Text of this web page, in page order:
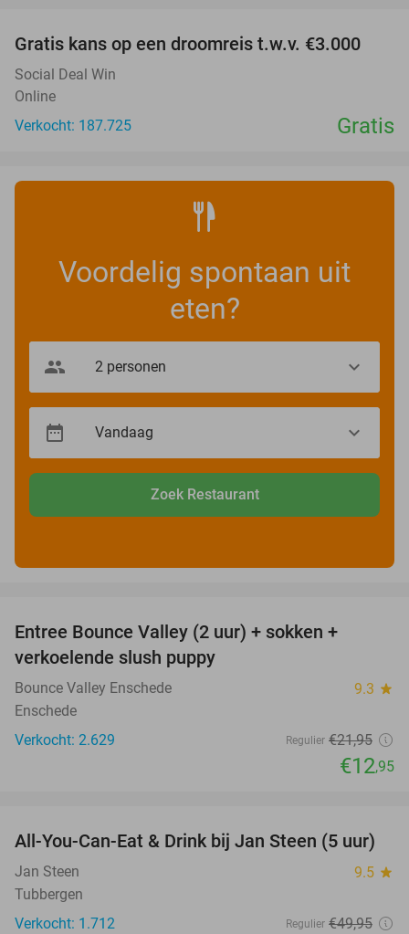
Gratis kans op een droomreis t.w.v. €3.000
Social Deal Win
Online
Verkocht: 187.725
Gratis
Voordelig spontaan uit
eten?
Zoek Restaurant
Entree Bounce Valley (2 uur) + sokken +
verkoelende slush puppy
Bounce Valley Enschede 9.3 star
Enschede
Verkocht: 2.629
Regulier €21,95
€12,95
32%
All-You-Can-Eat & Drink bij Jan Steen (5 uur)
Jan Steen 9.5 star
Tubbergen
Verkocht: 1.712
Regulier €49,95